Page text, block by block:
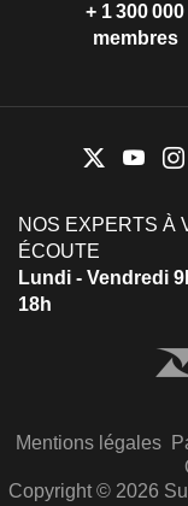
+ 1 300 000
membres
NOS EXPERTS À
ÉCOUTE
Lundi - Vendredi
18h
Mentions légales
Copyright © 2026